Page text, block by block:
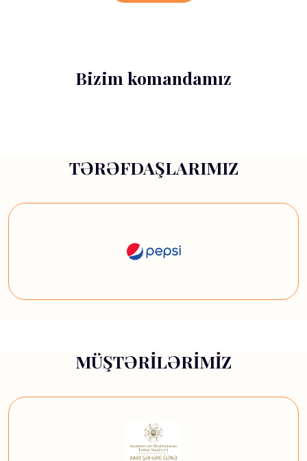
Bizim komandamız
TƏRƏFDAŞLARIMIZ
MÜŞTƏRİLƏRİMİZ